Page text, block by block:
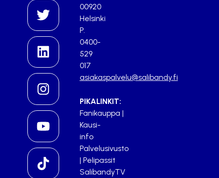
00920
Helsinki
P.
0400-
529
017
asiakaspalvelu@salibandy.fi
PIKALINKIT:
Fanikauppa |
Kausi-
info
Palvelusivusto
| Pelipassit
SalibandyTV